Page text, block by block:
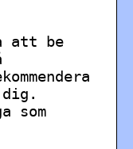
att be
som